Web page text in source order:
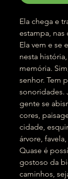
Ela chega e
estampa, nas
Ela vem e se
nesta
memória.
senhor. Tem
sonoridades.
gente se
cores,
cidade,
árvore,
Quase é
gostoso da
caminhos,